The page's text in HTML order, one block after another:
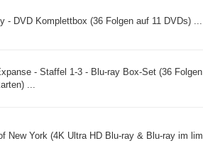
- DVD Komplettbox (36 Folgen auf 11 DVDs) ...
- Staffel 1-3 - Blu-ray Box-Set (36
...
New York (4K Ultra HD Blu-ray & Blu-ray im